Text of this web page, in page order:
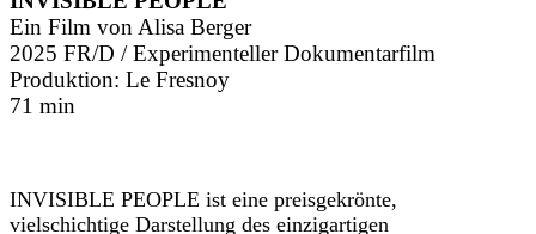
Ein Film von Alisa Berger
2025 FR/D / Experimenteller Dokumentarfilm
Produktion: Le Fresnoy
71 min
INVISIBLE PEOPLE ist eine preisgekrönte,
vielschichtige Darstellung des einzigartigen